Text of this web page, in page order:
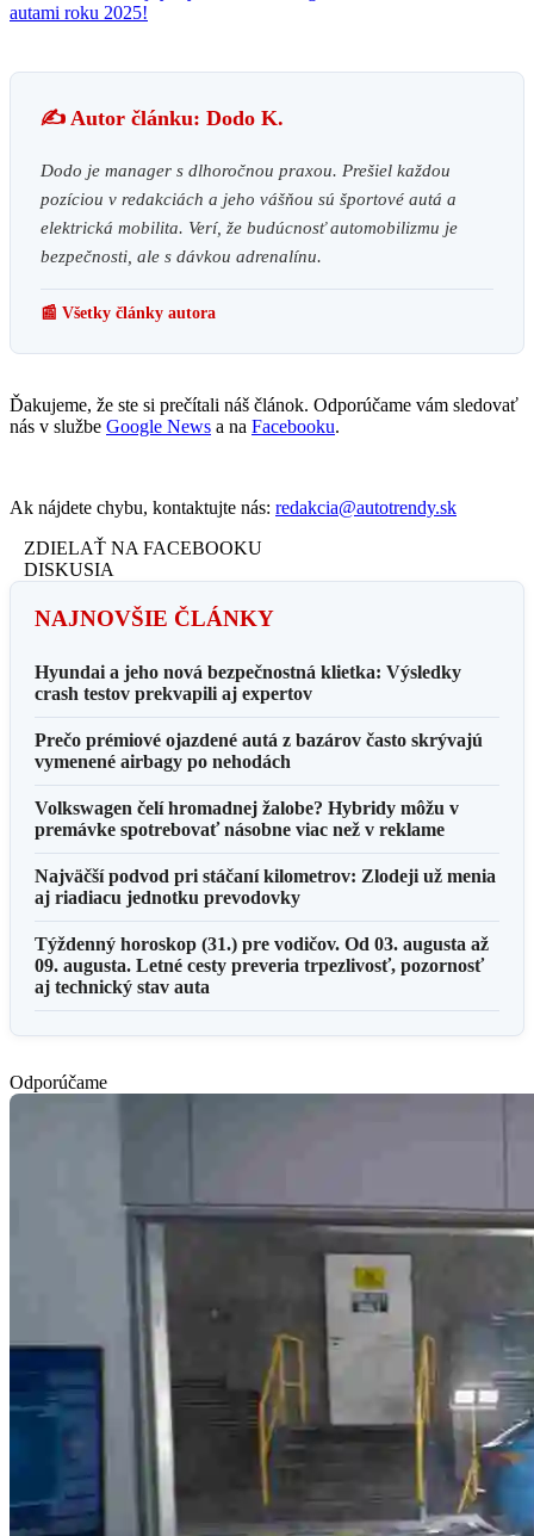
autami roku 2025!
✍️ Autor článku: Dodo K.
Dodo je manager s dlhoročnou praxou. Prešiel každou
pozíciou v redakciách a jeho vášňou sú športové autá a
elektrická mobilita. Verí, že budúcnosť automobilizmu je
bezpečnosti, ale s dávkou adrenalínu.
📰 Všetky články autora
Ďakujeme, že ste si prečítali náš článok. Odporúčame vám sledovať
nás v službe Google News a na Facebooku.
Ak nájdete chybu, kontaktujte nás: redakcia@autotrendy.sk
ZDIELAŤ NA FACEBOOKU
DISKUSIA
NAJNOVŠIE ČLÁNKY
Hyundai a jeho nová bezpečnostná klietka: Výsledky
crash testov prekvapili aj expertov
Prečo prémiové ojazdené autá z bazárov často skrývajú
vymenené airbagy po nehodách
Volkswagen čelí hromadnej žalobe? Hybridy môžu v
premávke spotrebovať násobne viac než v reklame
Najväčší podvod pri stáčaní kilometrov: Zlodeji už menia
aj riadiacu jednotku prevodovky
Týždenný horoskop (31.) pre vodičov. Od 03. augusta až
09. augusta. Letné cesty preveria trpezlivosť, pozornosť
aj technický stav auta
Odporúčame